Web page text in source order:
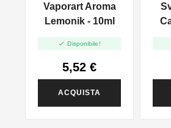
Vaporart Aroma
Lemonik - 10ml
 Disponibile!
5,52 €
ACQUISTA